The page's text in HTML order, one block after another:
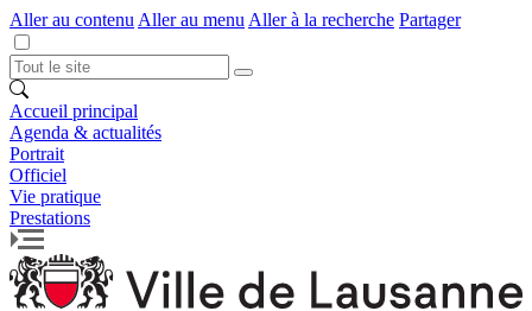
Aller au contenu Aller au menu Aller à la recherche Partager
Accueil principal
Agenda & actualités
Portrait
Officiel
Vie pratique
Prestations